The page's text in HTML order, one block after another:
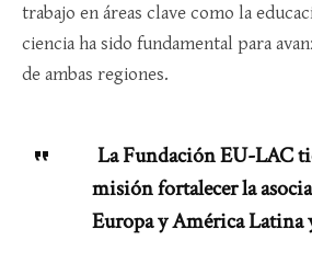
trabajo en áreas clave como la
ciencia ha sido fundamental para
de ambas regiones.
La Fundación EU-LAC
misión fortalecer la
Europa y América Latina